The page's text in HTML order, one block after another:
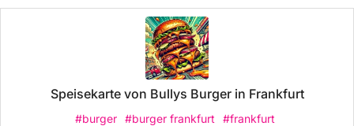
Speisekarte von Bullys Burger in Frankfurt
#burger #burger frankfurt #frankfurt